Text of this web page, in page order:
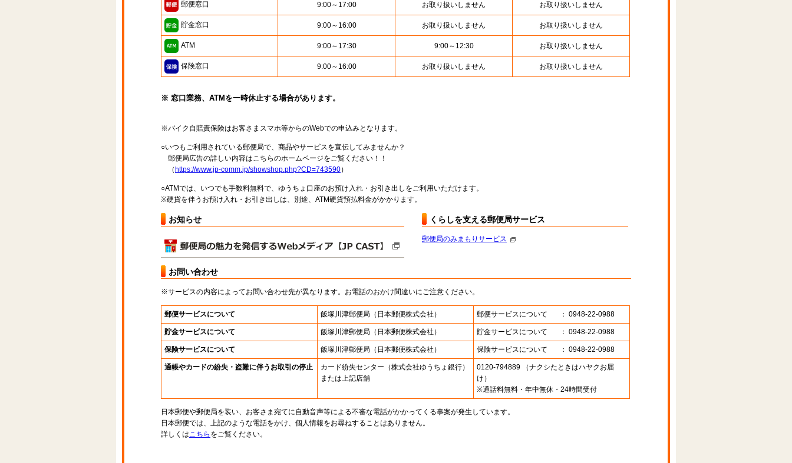
郵便窓口 9:00～17:00 お取り扱いしません お取り扱いしません
貯金窓口 9:00～16:00 お取り扱いしません お取り扱いしません
ATM 9:00～17:30 9:00～12:30 お取り扱いしません
保険窓口 9:00～16:00 お取り扱いしません お取り扱いしません
※ 窓口業務、ATMを一時休止する場合があります。
※バイク自賠責保険はお客さまスマホ等からのWebでの申込みとなります。
○いつもご利用されている郵便局で、商品やサービスを宣伝してみませんか？
郵便局広告の詳しい内容はこちらのホームページをご覧ください！！
（ https://www.jp-comm.jp/showshop.php?CD=743590）
○ATMでは、いつでも手数料無料で、ゆうちょ口座のお預け入れ・お引き出しをご利用いただけます。
※硬貨を伴うお預け入れ・お引き出しは、別途、ATM硬貨預払料金がかかります。
お知らせ くらしを支える郵便局サービス
郵便局のみまもりサービス
お問い合わせ
※サービスの内容によってお問い合わせ先が異なります。お電話のおかけ間違いにご注意ください。
郵便サービスについて 飯塚川津郵便局 （日本郵便株式会社） 郵便サービスについて ： 0948-22-0988
貯金サービスについて 飯塚川津郵便局 （日本郵便株式会社） 貯金サービスについて ： 0948-22-0988
保険サービスについて 飯塚川津郵便局 （日本郵便株式会社） 保険サービスについて ： 0948-22-0988
通帳やカードの紛失・盗難に伴うお取引の停止 カード紛失センター （株式会社ゆうちょ銀行）
または上記店舗
0120-794889 （ナクシたときはハヤクお届
け）
※通話料無料・年中無休・24時間受付
日本郵便や郵便局を装い、お客さま宛てに自動音声等による不審な電話がかかってくる事案が発生しています。
日本郵便では、上記のような電話をかけ、個人情報をお尋ねすることはありません。
詳しくはこちら をご覧ください。